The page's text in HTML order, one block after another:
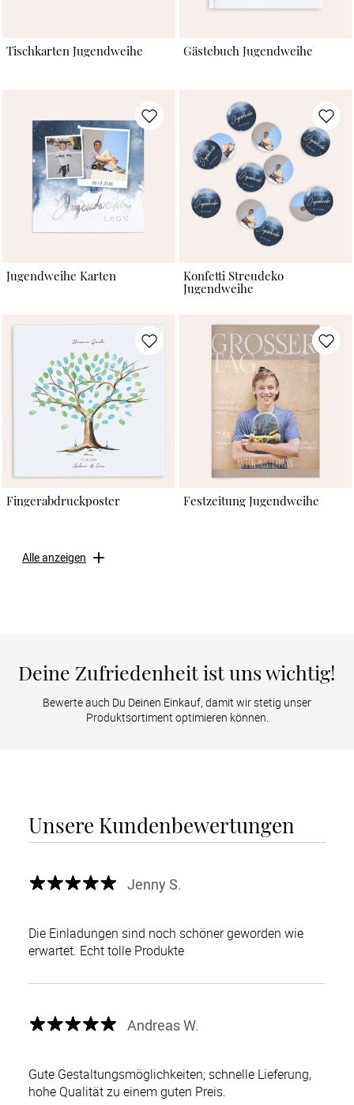
Tischkarten Jugendweihe Gästebuch Jugendweihe
Jugendweihe Karten
Konfetti Streudeko
Jugendweihe
Fingerabdruckposter Festzeitung Jugendweihe
Alle anzeigen
Deine Zufriedenheit ist uns wichtig!
Bewerte auch Du Deinen Einkauf, damit wir stetig unser
Produktsortiment optimieren können.
Unsere Kundenbewertungen
Jenny S.
Die Einladungen sind noch schöner geworden wie
erwartet. Echt tolle Produkte
Andreas W.
Gute Gestaltungsmöglichkeiten; schnelle Lieferung,
hohe Qualität zu einem guten Preis.